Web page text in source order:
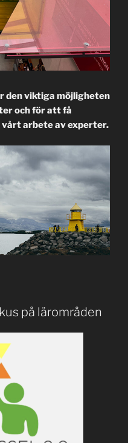
den viktiga möjligheten
och för att få
arbete av experter.
på lärområden